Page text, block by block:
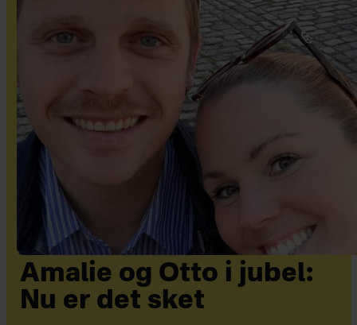
Amalie og Otto i jubel:
Nu er det sket